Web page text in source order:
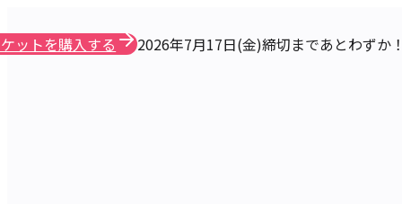
ットを購入する 2026年7月17日(金)締切まであとわずか